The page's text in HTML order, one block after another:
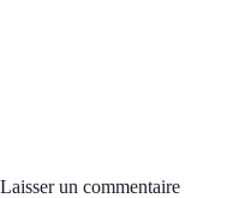
Laisser un commentaire